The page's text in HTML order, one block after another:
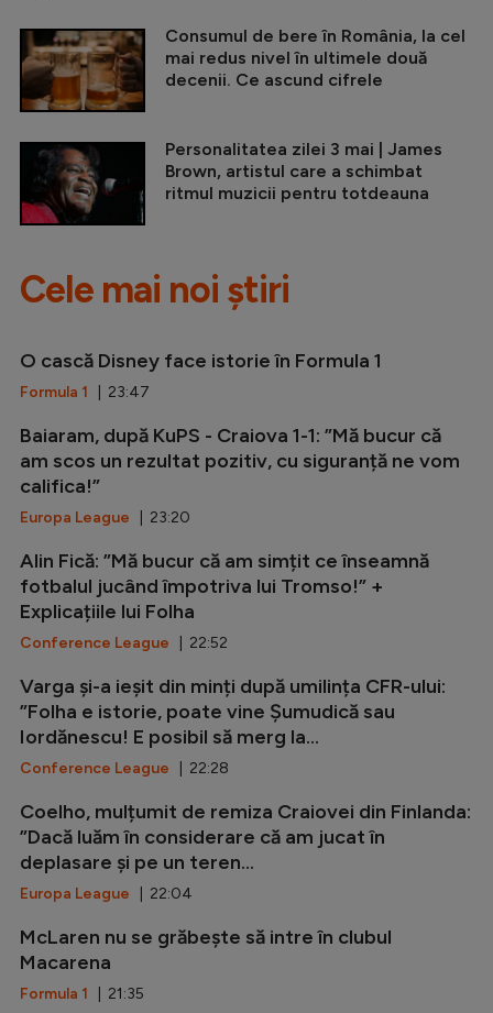
Consumul de bere în România, la cel
mai redus nivel în ultimele două
decenii. Ce ascund cifrele
Personalitatea zilei 3 mai | James
Brown, artistul care a schimbat
ritmul muzicii pentru totdeauna
Cele mai noi știri
O cască Disney face istorie în Formula 1
Formula 1 | 23:47
Baiaram, după KuPS - Craiova 1-1: ”Mă bucur că
am scos un rezultat pozitiv, cu siguranță ne vom
califica!”
Europa League | 23:20
Alin Fică: ”Mă bucur că am simțit ce înseamnă
fotbalul jucând împotriva lui Tromso!” +
Explicațiile lui Folha
Conference League | 22:52
Varga și-a ieșit din minți după umilința CFR-ului:
”Folha e istorie, poate vine Șumudică sau
Iordănescu! E posibil să merg la...
Conference League | 22:28
Coelho, mulțumit de remiza Craiovei din Finlanda:
”Dacă luăm în considerare că am jucat în
deplasare și pe un teren...
Europa League | 22:04
McLaren nu se grăbește să intre în clubul
Macarena
Formula 1 | 21:35